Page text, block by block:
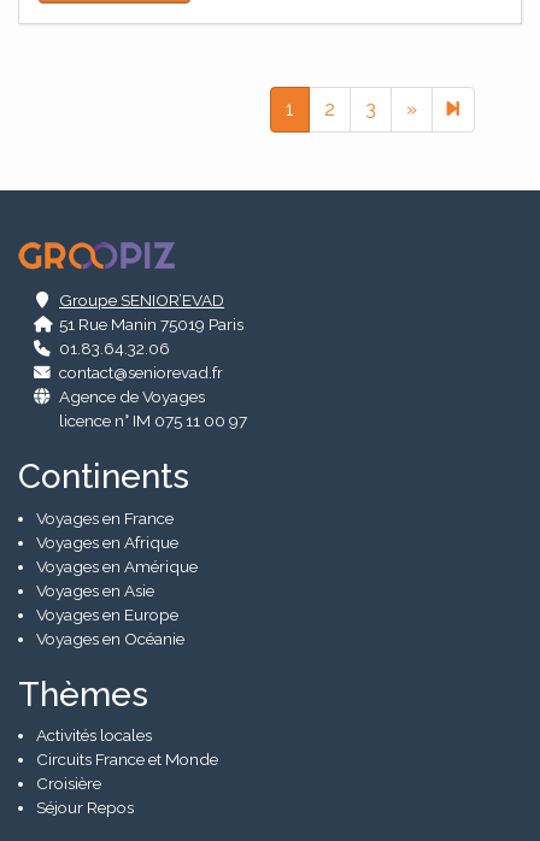
1 2 3 »Next page
10
Groupe SENIOR’EVAD
51 Rue Manin 75019 Paris
01.83.64.32.06
contact@seniorevad.fr
Agence de Voyages
licence n° IM 075 11 00 97
Continents
Voyages en France
Voyages en Afrique
Voyages en Amérique
Voyages en Asie
Voyages en Europe
Voyages en Océanie
Thèmes
Activités locales
Circuits France et Monde
Croisière
Séjour Repos